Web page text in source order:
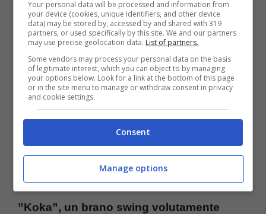
arriva ad un punto in cui necessariamente di
deve guardare avanti, per vedere cosa c’è
per noi e per il nostro futuro. Qui mi ricollego
a quanto descrivo ne
Il Gioco del Semaforo, cioè il voler e il dover
cercare la propria luce verde, che è l’unica
che ci farà avanzare verso ciò che davvero
”Koka”, un brano swing volutamente
Your personal data will be processed and information from
your device (cookies, unique identifiers, and other device
data) may be stored by, accessed by and shared with 319
partners, or used specifically by this site. We and our partners
may use precise geolocation data. List of partners.
Some vendors may process your personal data on the basis
of legitimate interest, which you can object to by managing
your options below. Look for a link at the bottom of this page
or in the site menu to manage or withdraw consent in privacy
and cookie settings.
Consent
Manage options